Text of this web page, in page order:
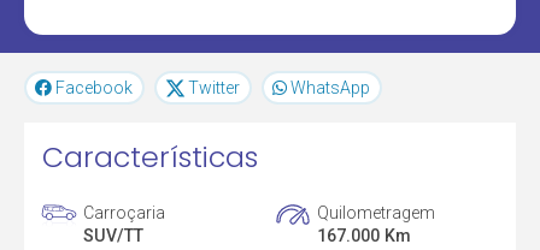
Facebook Twitter WhatsApp
Características
Carroçaria
SUV/TT
Quilometragem
167.000 Km